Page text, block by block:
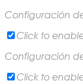
Configuración
Click to
Configuración
Click to